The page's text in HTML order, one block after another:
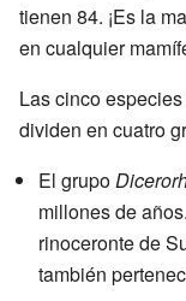
tienen 84. ¡Es la
en cualquier
Las cinco
dividen en cuatro
El grupo
millones de
rinoceronte de
también